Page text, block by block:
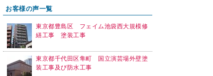
お客様の声一覧
東京都豊島区 フェイム池袋西大規模修
繕工事 塗装工事
東京都千代田区隼町 国立演芸場外壁塗
装工事及び防水工事